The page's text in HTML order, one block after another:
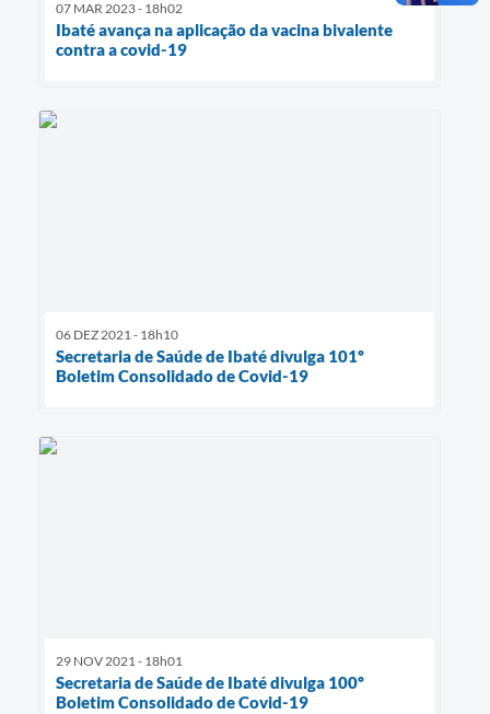
07 MAR 2023 - 18h02
Ibaté avança na aplicação da vacina bivalente
contra a covid-19
06 DEZ 2021 - 18h10
Secretaria de Saúde de Ibaté divulga 101º
Boletim Consolidado de Covid-19
29 NOV 2021 - 18h01
Secretaria de Saúde de Ibaté divulga 100º
Boletim Consolidado de Covid-19